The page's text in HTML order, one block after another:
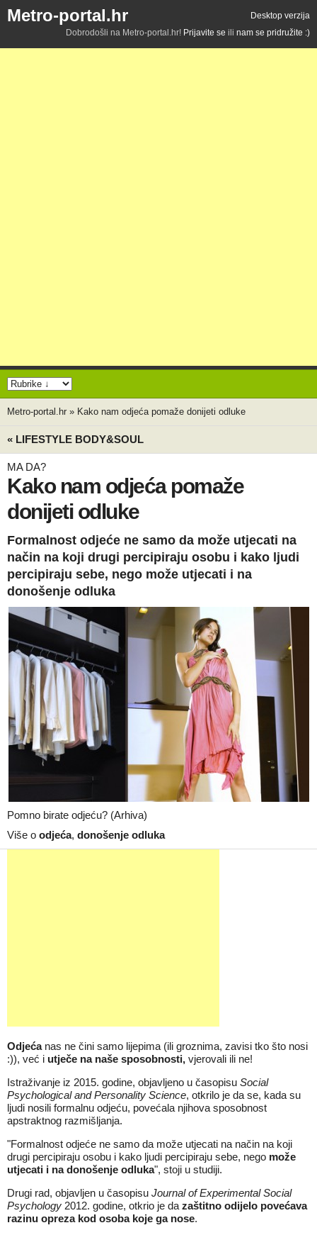
Metro-portal.hr
Desktop verzija
Dobrodošli na Metro-portal.hr! Prijavite se ili nam se pridružite :)
Metro-portal.hr » Kako nam odjeća pomaže donijeti odluke
« LIFESTYLE BODY&SOUL
MA DA?
Kako nam odjeća pomaže
donijeti odluke
Formalnost odjeće ne samo da može utjecati na
način na koji drugi percipiraju osobu i kako ljudi
percipiraju sebe, nego može utjecati i na
donošenje odluka
Pomno birate odjeću? (Arhiva)
Više o odjeća, donošenje odluka
Odjeća nas ne čini samo lijepima (ili groznima, zavisi tko što nosi
:)), već i utječe na naše sposobnosti, vjerovali ili ne!
Istraživanje iz 2015. godine, objavljeno u časopisu Social
Psychological and Personality Science, otkrilo je da se, kada su
ljudi nosili formalnu odjeću, povećala njihova sposobnost
apstraktnog razmišljanja.
"Formalnost odjeće ne samo da može utjecati na način na koji
drugi percipiraju osobu i kako ljudi percipiraju sebe, nego može
utjecati i na donošenje odluka", stoji u studiji.
Drugi rad, objavljen u časopisu Journal of Experimental Social
Psychology 2012. godine, otkrio je da zaštitno odijelo povećava
razinu opreza kod osoba koje ga nose.